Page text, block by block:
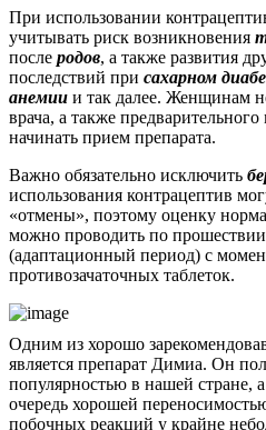
При использовании
учитывать риск возникновения
после родов, а также развития
последствий при сахарном
анемии и так далее. Женщинам
врача, а также
начинать прием препарата.
Важно обязательно исключить
использования контрацептив
«отмены», поэтому оценку
можно проводить по прошествии
(адаптационный период) с
противозачаточных таблеток.
Одним из хорошо
является препарат Димиа. Он
популярностью в нашей стране,
очередь хорошей
побочных реакций у крайне